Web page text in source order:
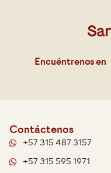
Encuéntrenos en
Contáctenos
+57 315 487 3157
+57 315 595 1971